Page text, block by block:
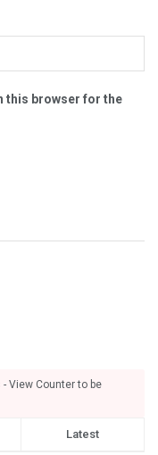
this browser for the
View Counter to be
Latest